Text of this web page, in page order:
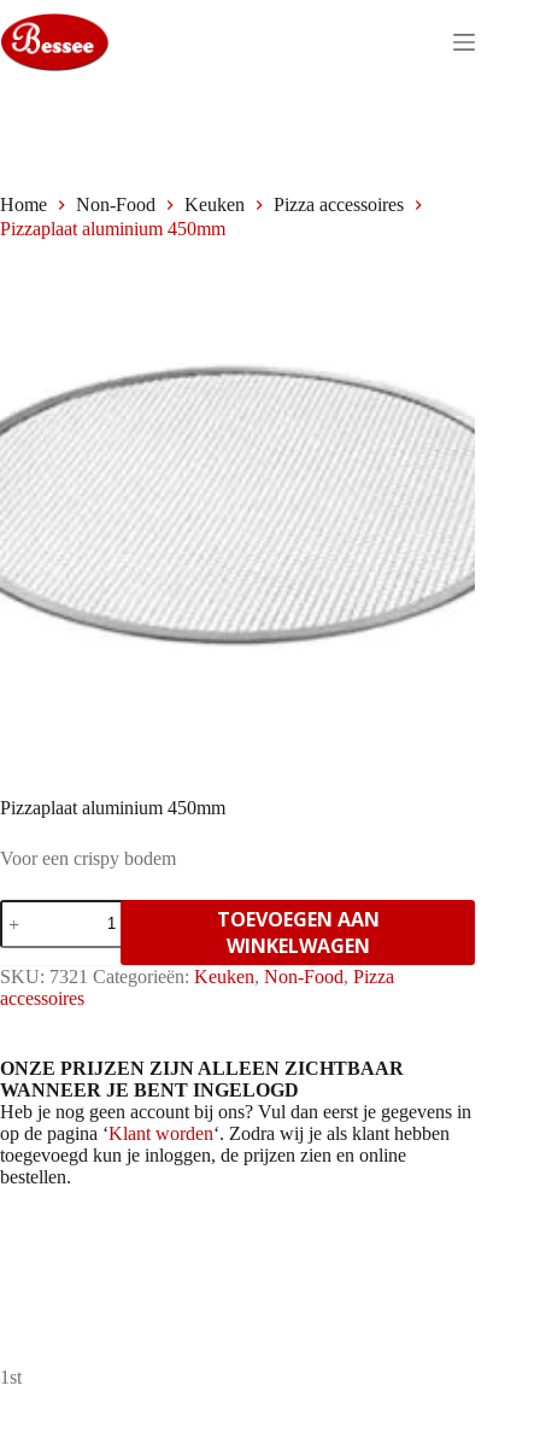
naar
de
inhoud
Home Non-Food Keuken
Pizza accessoires
Pizzaplaat aluminium 450mm
Pizzaplaat aluminium 450mm
Voor een crispy bodem
Pizzaplaat
aluminium
450mm
aantal
TOEVOEGEN AAN
WINKELWAGEN
SKU: 7321 Categorieën: Keuken, Non-Food, Pizza
accessoires
ONZE PRIJZEN ZIJN ALLEEN ZICHTBAAR
WANNEER JE BENT INGELOGD
Heb je nog geen account bij ons? Vul dan eerst je gegevens in
op de pagina ‘Klant worden‘. Zodra wij je als klant hebben
toegevoegd kun je inloggen, de prijzen zien en online
bestellen.
1st